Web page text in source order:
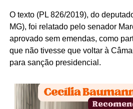
O texto (PL 826/2019), do
MG), foi relatado pelo senador
aprovado sem emendas, como
que não tivesse que voltar à
para sanção presidencial.